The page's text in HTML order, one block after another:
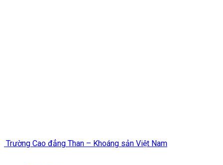
Trường Cao đẳng Than – Khoáng sản Việt Nam